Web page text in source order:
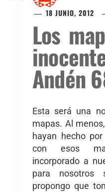
18 JUNIO, 2012
Los
Andén
Esta será una
mapas. Al
hayan hecho
con esos
incorporado a
para nosotros
propongo que